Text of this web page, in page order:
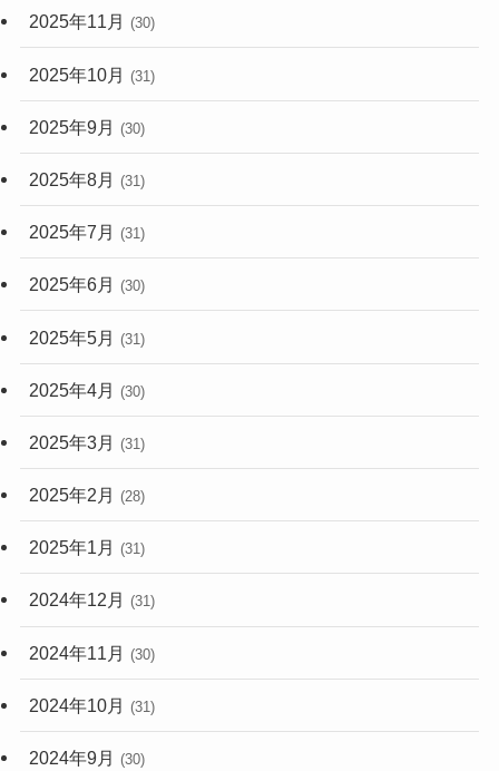
2025年11月 (30)
2025年10月 (31)
2025年9月 (30)
2025年8月 (31)
2025年7月 (31)
2025年6月 (30)
2025年5月 (31)
2025年4月 (30)
2025年3月 (31)
2025年2月 (28)
2025年1月 (31)
2024年12月 (31)
2024年11月 (30)
2024年10月 (31)
2024年9月 (30)